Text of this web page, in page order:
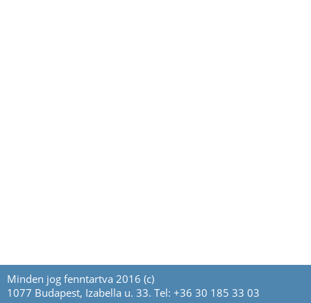
Minden jog fenntartva 2016 (c)
1077 Budapest, Izabella u. 33. Tel: +36 30 185 33 03